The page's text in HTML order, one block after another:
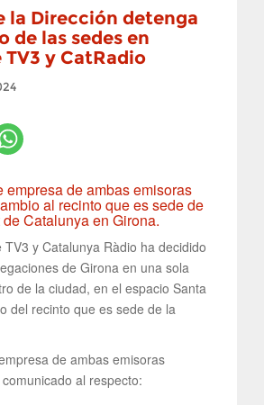
la Dirección detenga
de las sedes en
TV3 y CatRadio
empresa de ambas emisoras
al recinto que es sede de
Catalunya en Girona.
TV3 y Catalunya Ràdio ha decidido
de Girona en una sola
de la ciudad, en el espacio Santa
del recinto que es sede de la
de ambas emisoras
al respecto: